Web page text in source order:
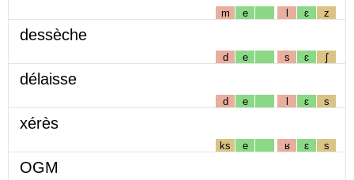
m e l ɛ z
dessèche
d e s ɛ ʃ
délaisse
d e l ɛ s
xérès
ks e ʁ ɛ s
OGM